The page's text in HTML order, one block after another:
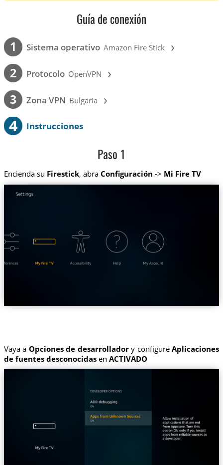
Guía de conexión
1 Sistema operativo Amazon Fire Stick ›
2 Protocolo OpenVPN ›
3 Zona VPN Bulgaria ›
4 Instrucciones
Paso 1
Encienda su Firestick, abra Configuración -> Mi Fire TV
Vaya a Opciones de desarrolladory configureAplicaciones
de fuentes desconocidasen ACTIVADO